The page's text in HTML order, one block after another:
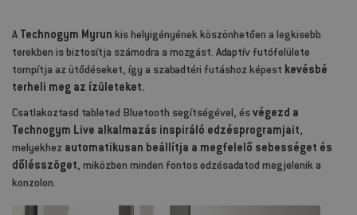
A Technogym Myrun kis helyigényének köszönhetően a legkisebb
terekben is biztosítja számodra a mozgást. Adaptív futófelülete
tompítja az ütődéseket, így a szabadtéri futáshoz képest kevésbé
terheli meg az ízületeket.
Csatlakoztasd tableted Bluetooth segítségével, és végezd a
Technogym Live alkalmazás inspiráló edzésprogramjait,
melyekhez automatikusan beállítja a megfelelő sebességet és
dőlésszöget, miközben minden fontos edzésadatod megjelenik a
konzolon.